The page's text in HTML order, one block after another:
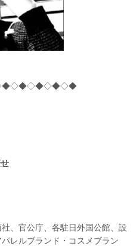
、官公庁、各駐日外国公館、設
レルブランド・コスメブラン